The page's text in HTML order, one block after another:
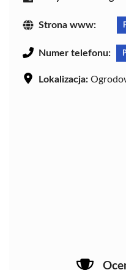
Strona www:
Numer telefonu:
Lokalizacja: